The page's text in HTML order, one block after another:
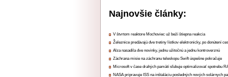
Najnovšie články:
V štvrtom reaktore Mochoviec už beží štiepna reakcia
Železnice predávajú dve tretiny lístkov elektronicky, po donútení
Alza nasadila dve novinky, jednu užitočnú a jednu kontroverznú
Záchrana misie na záchranu teleskopu Swift úspešne pokračuje
Microsoft v čase drahých pamätí sľubuje optimalizovať spotrebu
NASA pripravuje ISS na inštaláciu posledných nových solárnych